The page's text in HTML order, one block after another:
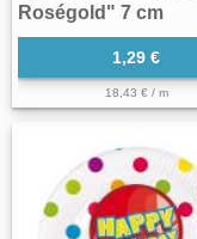
Roségold" 7 cm
1,29 €
18,43 € / m